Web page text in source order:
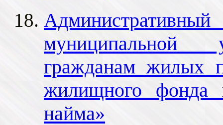
Административный
муниципальной
гражданам жилых
жилищного фонда
найма»